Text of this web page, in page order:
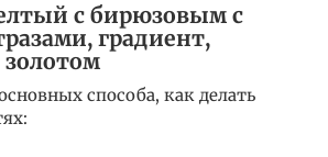
с бирюзовым с
градиент,
способа, как делать